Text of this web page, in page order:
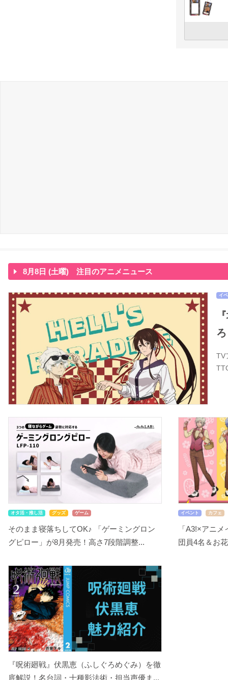
8月8日 (土曜) 注目のアニメニュース
イ
TV
オタ活・推し活 グッズ ゲーム
そのまま寝落ちしてOK♪ 「ゲーミングロン
グピロー」が8月発売！高さ7段階調整...
イベント カフェ
「A3!×アニ
団員4名＆お
『呪術廻戦』伏黒恵（ふしぐろめぐみ）を徹
底解説！名台詞・十種影法術・担当声優ま...